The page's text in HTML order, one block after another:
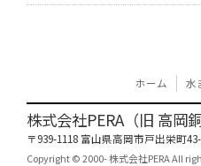
ホーム 水
株式会社PERA（旧 高岡
〒939-1118 富山県高岡市戸出栄町
Copyright © 2000- 株式会社PERA All